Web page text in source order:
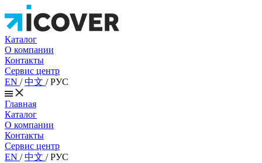
Каталог
О компании
Контакты
Сервис центр
EN /中文 /РУС
Главная
Каталог
О компании
Контакты
Сервис центр
EN /中文 /РУС